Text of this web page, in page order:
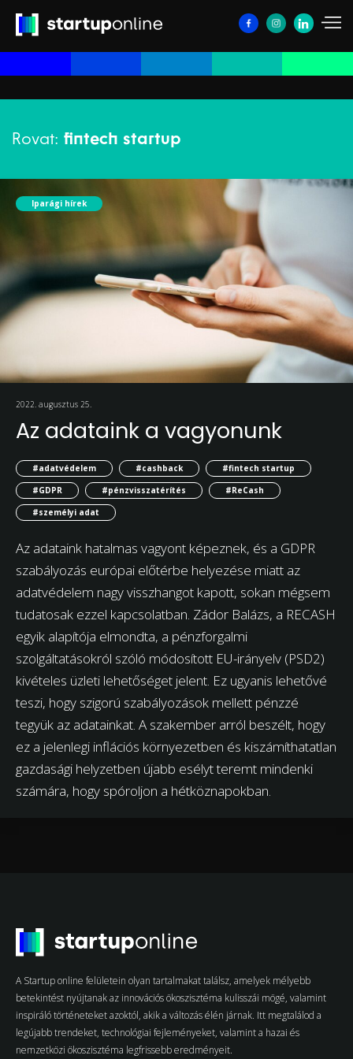
Rovat: fintech startup
Iparági hírek
2022. augusztus 25.
Az adataink a vagyonunk
#adatvédelem #cashback
#fintech startup
#GDPR
#pénzvisszatérítés
#ReCash
#személyi adat
Az adataink hatalmas vagyont képeznek, és a GDPR
szabályozás európai előtérbe helyezése miatt az
adatvédelem nagy visszhangot kapott, sokan mégsem
tudatosak ezzel kapcsolatban. Zádor Balázs, a RECASH
egyik alapítója elmondta, a pénzforgalmi
szolgáltatásokról szóló módosított EU-irányelv (PSD2)
kivételes üzleti lehetőséget jelent. Ez ugyanis lehetővé
teszi, hogy szigorú szabályozások mellett pénzzé
tegyük az adatainkat. A szakember arról beszélt, hogy
ez a jelenlegi inflációs környezetben és kiszámíthatatlan
gazdasági helyzetben újabb esélyt teremt mindenki
számára, hogy spóroljon a hétköznapokban.
A Startup online felületein olyan tartalmakat találsz, amelyek mélyebb
betekintést nyújtanak az innovációs ökoszisztéma kulisszái mögé, valamint
inspiráló történeteket azoktól, akik a változás élén járnak. Itt megtalálod a
legújabb trendeket, technológiai fejleményeket, valamint a hazai és
nemzetközi ökoszisztéma legfrissebb eredményeit.